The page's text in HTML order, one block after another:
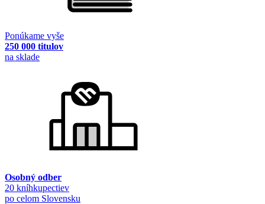
Ponúkame vyše
250 000 titulov
na sklade
Osobný odber
20 kníhkupectiev
po celom Slovensku